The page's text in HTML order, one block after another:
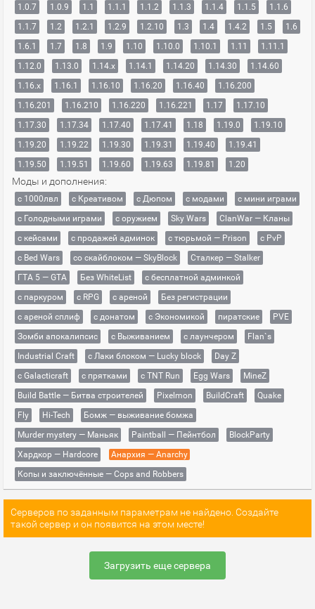
1.0.7
1.0.9 1.1 1.1.1 1.1.2 1.1.3 1.1.4 1.1.5
1.1.6
1.1.7
1.2 1.2.1 1.2.9 1.2.10 1.3 1.4 1.4.2 1.5
1.6
1.6.1
1.7 1.8 1.9 1.10 1.10.0 1.10.1 1.11
1.11.1
1.12.0
1.13.0 1.14.x 1.14.1 1.14.20 1.14.30
1.14.60
1.16.x
1.16.1 1.16.10 1.16.20 1.16.40
1.16.200
1.16.201
1.16.210 1.16.220 1.16.221 1.17
1.17.10
1.17.30
1.17.34 1.17.40 1.17.41 1.18 1.19.0
1.19.10
1.19.20
1.19.22 1.19.30 1.19.31 1.19.40
1.19.41
1.19.50
1.19.51 1.19.60 1.19.63 1.19.81 1.20
Моды и дополнения:
с 1000лвл c Креативом с Дюпом с модами
с мини играми
с Голодными играми
с оружием Sky Wars
ClanWar — Кланы
с кейсами
с продажей админок с тюрьмой — Prison
с PvP
с Bed Wars
со скайблоком — SkyBlock
Сталкер — Stalker
ГТА 5 — GTA
Без WhiteList
с бесплатной админкой
с паркуром
с RPG с ареной
Без регистрации
с ареной сплиф
с донатом с Экономикой пиратские
PVE
Зомби апокалипсис
с Выживанием с лаунчером
Flan`s
Industrial Craft
с Лаки блоком — Lucky block
Day Z
с Galacticraft
с прятками с TNT Run Egg Wars
MineZ
Build Battle — Битва строителей
Pixelmon BuildCraft
Quake
Fly
Hi-Tech
Бомж — выживание бомжа
Murder mystery — Маньяк
Paintball — Пейнтбол
BlockParty
Хардкор — Hardcore
Анархия — Anarchy
Копы и заключённые — Cops and Robbers
Серверов по заданным параметрам не найдено. Создайте
такой сервер и он появится на этом месте!
Загрузить еще сервера